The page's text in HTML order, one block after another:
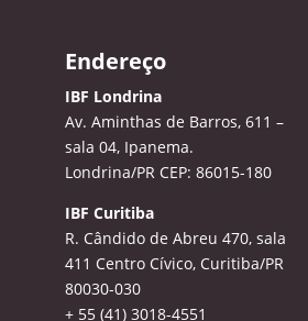
Endereço
IBF Londrina
Av. Aminthas de Barros, 611 –
sala 04, Ipanema.
Londrina/PR CEP: 86015-180
IBF Curitiba
R. Cândido de Abreu 470, sala
411 Centro Cívico, Curitiba/PR
80030-030
+ 55 (41) 3018-4551